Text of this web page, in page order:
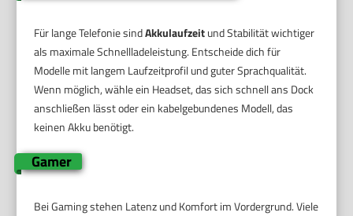
Für lange Telefonie sindAkkulaufzeitund Stabilität wichtiger
als maximale Schnellladeleistung. Entscheide dich für
Modelle mit langem Laufzeitprofil und guter Sprachqualität.
Wenn möglich, wähle ein Headset, das sich schnell ans Dock
anschließen lässt oder ein kabelgebundenes Modell, das
keinen Akku benötigt.
Gamer
Bei Gaming stehen Latenz und Komfort im Vordergrund. Viele